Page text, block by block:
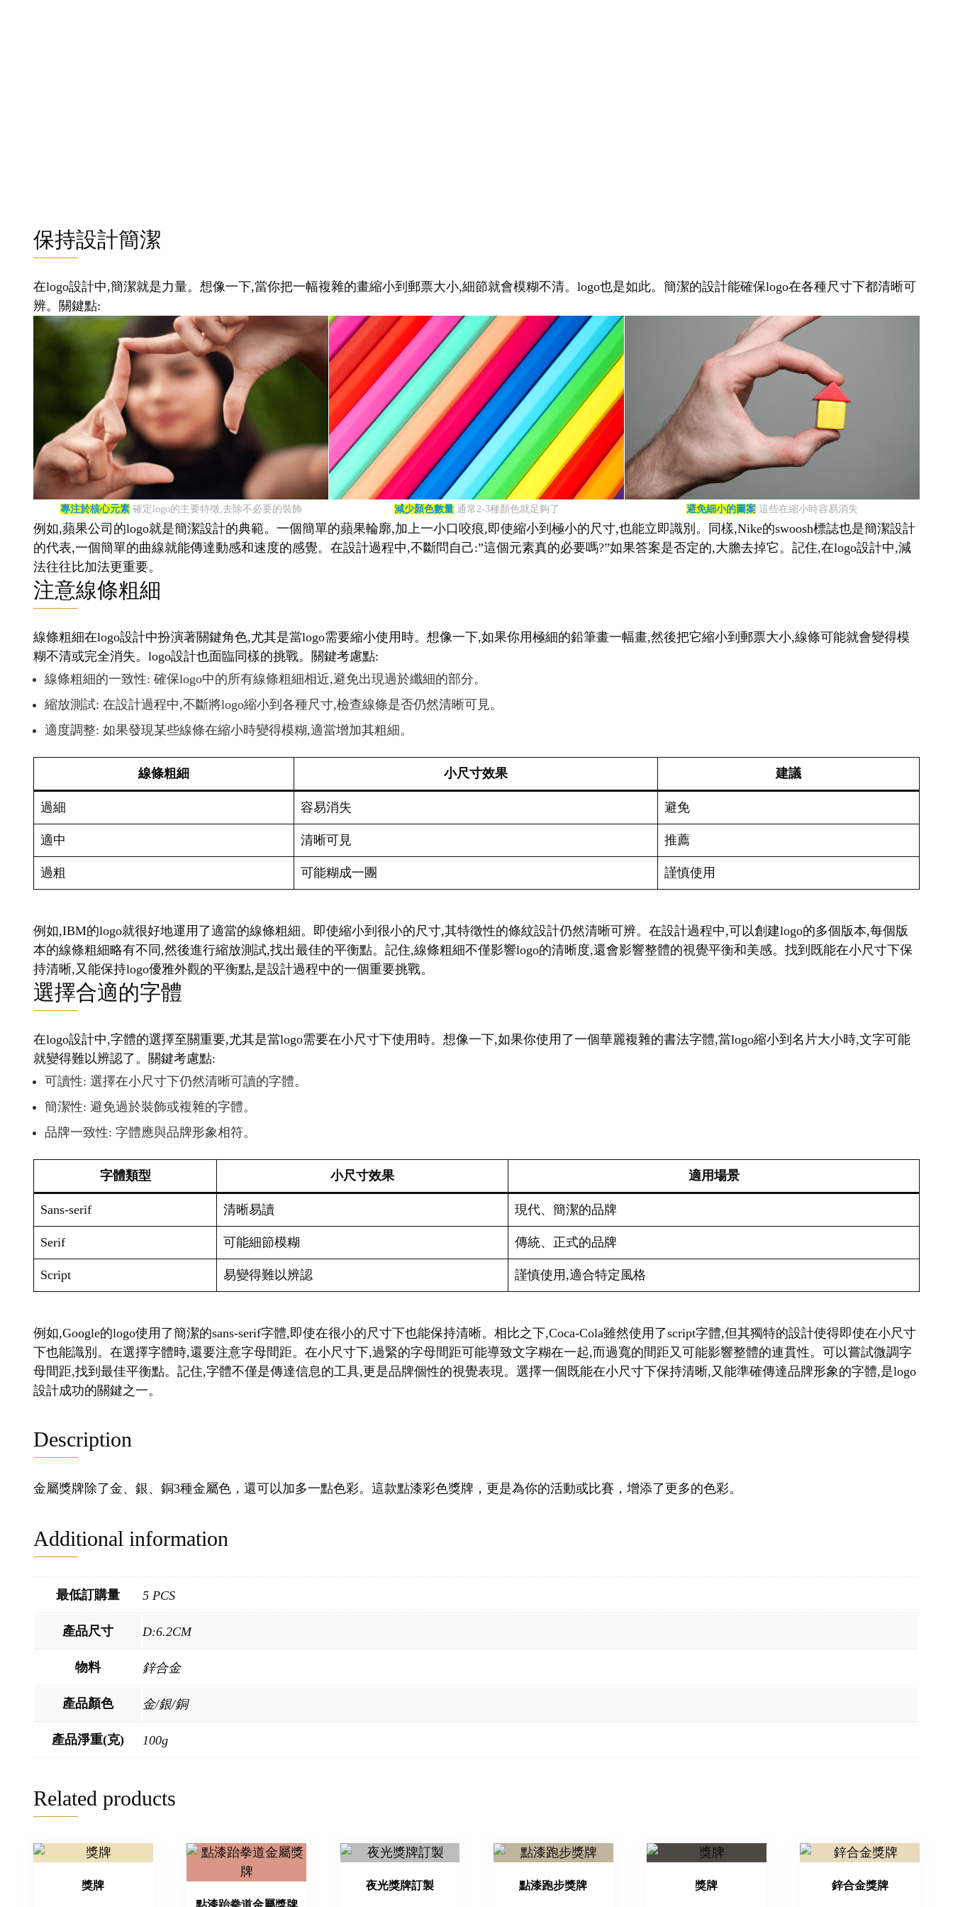
保持設計簡潔
在logo設計中,簡潔就是力量。想像一下,當你把一幅複雜的畫縮小到郵票大小,細節就會模糊不清。logo也是如此。簡潔的設計能確保logo在各種尺寸下都清晰可
辨。關鍵點:
專注於核心元素確定logo的主要特徵,去除不必要的裝飾 減少顏色數量通常2-3種顏色就足夠了 避免細小的圖案這些在縮小時容易消失
例如,蘋果公司的logo就是簡潔設計的典範。一個簡單的蘋果輪廓,加上一小口咬痕,即使縮小到極小的尺寸,也能立即識別。同樣,Nike的swoosh標誌也是簡潔設計
的代表,一個簡單的曲線就能傳達動感和速度的感覺。在設計過程中,不斷問自己:”這個元素真的必要嗎?”如果答案是否定的,大膽去掉它。記住,在logo設計中,減
法往往比加法更重要。
注意線條粗細
線條粗細在logo設計中扮演著關鍵角色,尤其是當logo需要縮小使用時。想像一下,如果你用極細的鉛筆畫一幅畫,然後把它縮小到郵票大小,線條可能就會變得模
糊不清或完全消失。logo設計也面臨同樣的挑戰。關鍵考慮點:
線條粗細的一致性: 確保logo中的所有線條粗細相近,避免出現過於纖細的部分。
縮放測試: 在設計過程中,不斷將logo縮小到各種尺寸,檢查線條是否仍然清晰可見。
適度調整: 如果發現某些線條在縮小時變得模糊,適當增加其粗細。
線條粗細 小尺寸效果 建議
過細 容易消失 避免
適中 清晰可見 推薦
過粗 可能糊成一團 謹慎使用
例如,IBM的logo就很好地運用了適當的線條粗細。即使縮小到很小的尺寸,其特徵性的條紋設計仍然清晰可辨。在設計過程中,可以創建logo的多個版本,每個版
本的線條粗細略有不同,然後進行縮放測試,找出最佳的平衡點。記住,線條粗細不僅影響logo的清晰度,還會影響整體的視覺平衡和美感。找到既能在小尺寸下保
持清晰,又能保持logo優雅外觀的平衡點,是設計過程中的一個重要挑戰。
選擇合適的字體
在logo設計中,字體的選擇至關重要,尤其是當logo需要在小尺寸下使用時。想像一下,如果你使用了一個華麗複雜的書法字體,當logo縮小到名片大小時,文字可能
就變得難以辨認了。關鍵考慮點:
可讀性: 選擇在小尺寸下仍然清晰可讀的字體。
簡潔性: 避免過於裝飾或複雜的字體。
品牌一致性: 字體應與品牌形象相符。
字體類型 小尺寸效果 適用場景
Sans-serif 清晰易讀 現代、簡潔的品牌
Serif 可能細節模糊 傳統、正式的品牌
Script 易變得難以辨認 謹慎使用,適合特定風格
例如,Google的logo使用了簡潔的sans-serif字體,即使在很小的尺寸下也能保持清晰。相比之下,Coca-Cola雖然使用了script字體,但其獨特的設計使得即使在小尺寸
下也能識別。在選擇字體時,還要注意字母間距。在小尺寸下,過緊的字母間距可能導致文字糊在一起,而過寬的間距又可能影響整體的連貫性。可以嘗試微調字
母間距,找到最佳平衡點。記住,字體不僅是傳達信息的工具,更是品牌個性的視覺表現。選擇一個既能在小尺寸下保持清晰,又能準確傳達品牌形象的字體,是logo
設計成功的關鍵之一。
Description
金屬獎牌除了金、銀、銅3種金屬色，還可以加多一點色彩。這款點漆彩色獎牌，更是為你的活動或比賽，增添了更多的色彩。
Additional information
最低訂購量 5 PCS
產品尺寸 D:6.2CM
物料 鋅合金
產品顏色 金/銀/銅
產品淨重(克) 100g
Related products
獎牌
夜光獎牌訂製 點漆跑步獎牌 獎牌 鋅合金獎牌